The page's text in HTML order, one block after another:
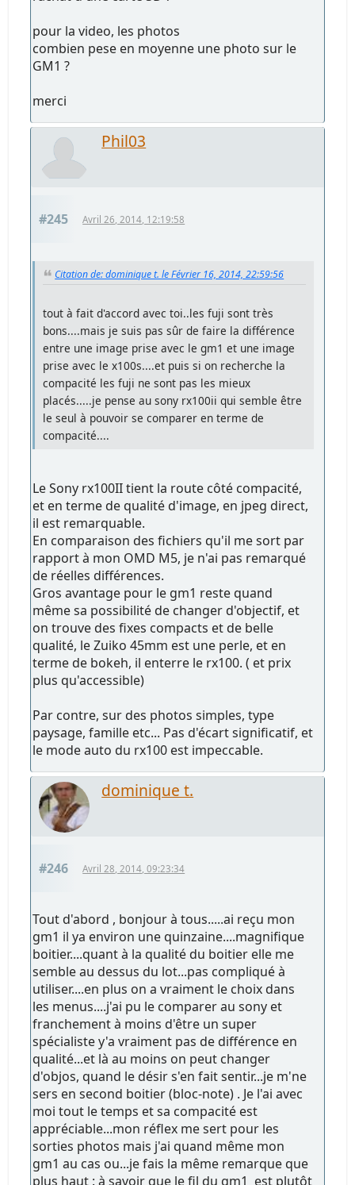
pour la video, les photos
combien pese en moyenne une photo sur le
GM1 ?
merci
Phil03
#245 Avril 26, 2014, 12:19:58
Citation de: dominique t. le Février 16, 2014, 22:59:56
tout à fait d'accord avec toi..les fuji sont très
bons....mais je suis pas sûr de faire la différence
entre une image prise avec le gm1 et une image
prise avec le x100s....et puis si on recherche la
compacité les fuji ne sont pas les mieux
placés.....je pense au sony rx100ii qui semble être
le seul à pouvoir se comparer en terme de
compacité....
Le Sony rx100II tient la route côté compacité,
et en terme de qualité d'image, en jpeg direct,
il est remarquable.
En comparaison des fichiers qu'il me sort par
rapport à mon OMD M5, je n'ai pas remarqué
de réelles différences.
Gros avantage pour le gm1 reste quand
même sa possibilité de changer d'objectif, et
on trouve des fixes compacts et de belle
qualité, le Zuiko 45mm est une perle, et en
terme de bokeh, il enterre le rx100. ( et prix
plus qu'accessible)
Par contre, sur des photos simples, type
paysage, famille etc... Pas d'écart significatif, et
le mode auto du rx100 est impeccable.
dominique t.
#246 Avril 28, 2014, 09:23:34
Tout d'abord , bonjour à tous.....ai reçu mon
gm1 il ya environ une quinzaine....magnifique
boitier....quant à la qualité du boitier elle me
semble au dessus du lot...pas compliqué à
utiliser....en plus on a vraiment le choix dans
les menus....j'ai pu le comparer au sony et
franchement à moins d'être un super
spécialiste y'a vraiment pas de différence en
qualité...et là au moins on peut changer
d'objos, quand le désir s'en fait sentir...je m'ne
sers en second boitier (bloc-note) . Je l'ai avec
moi tout le temps et sa compacité est
appréciable...mon réflex me sert pour les
sorties photos mais j'ai quand même mon
gm1 au cas ou...je fais la même remarque que
plus haut : à savoir que le fil du gm1 est plutôt